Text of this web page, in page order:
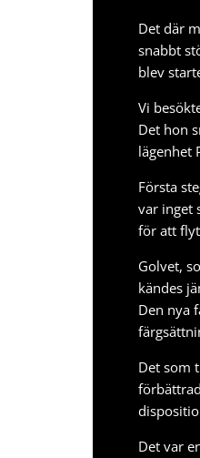
Det där
snabbt
blev
Vi
Det hon
lägenhet
Första
var inget
för att
Golvet,
kändes
Den nya
Det som
Det var